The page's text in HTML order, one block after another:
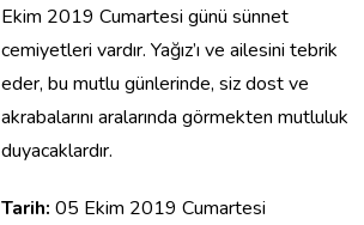
Ekim 2019 Cumartesi günü sünnet
cemiyetleri vardır. Yağız’ı ve ailesini tebrik
eder, bu mutlu günlerinde, siz dost ve
akrabalarını aralarında görmekten mutluluk
duyacaklardır.
Tarih: 05 Ekim 2019 Cumartesi